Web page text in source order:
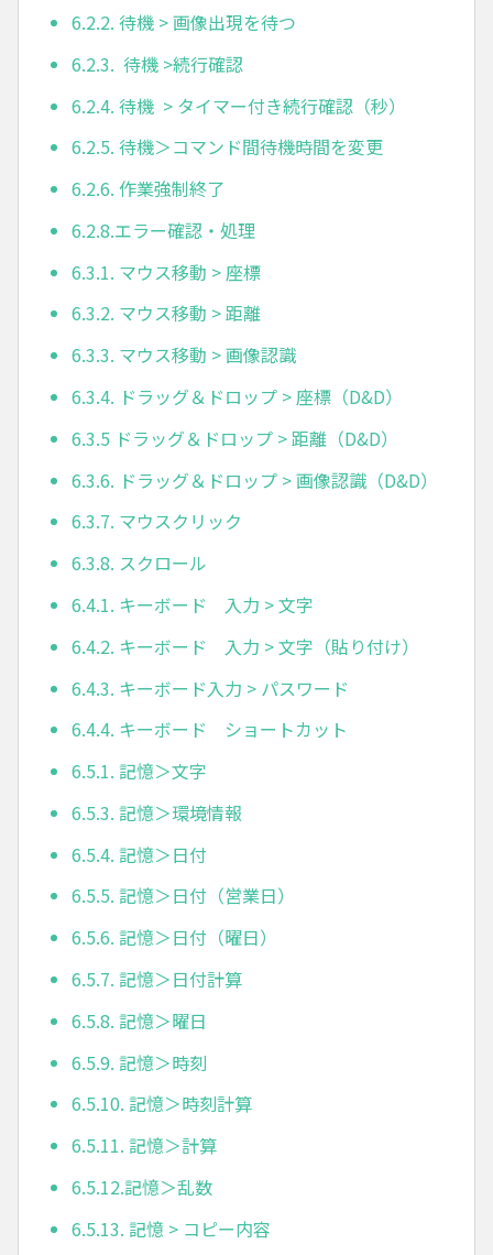
6.2.2. 待機 > 画像出現を待つ
6.2.3. 待機 >続行確認
6.2.4. 待機 > タイマー付き続行確認（秒）
6.2.5. 待機＞コマンド間待機時間を変更
6.2.6. 作業強制終了
6.2.8.エラー確認・処理
6.3.1. マウス移動 > 座標
6.3.2. マウス移動 > 距離
6.3.3. マウス移動 > 画像認識
6.3.4. ドラッグ＆ドロップ > 座標（D&D）
6.3.5 ドラッグ＆ドロップ > 距離（D&D）
6.3.6. ドラッグ＆ドロップ > 画像認識（D&D）
6.3.7. マウスクリック
6.3.8. スクロール
6.4.1. キーボード 入力 > 文字
6.4.2. キーボード 入力 > 文字（貼り付け）
6.4.3. キーボード入力 > パスワード
6.4.4. キーボード ショートカット
6.5.1. 記憶＞文字
6.5.3. 記憶＞環境情報
6.5.4. 記憶＞日付
6.5.5. 記憶＞日付（営業日）
6.5.6. 記憶＞日付（曜日）
6.5.7. 記憶＞日付計算
6.5.8. 記憶＞曜日
6.5.9. 記憶＞時刻
6.5.10. 記憶＞時刻計算
6.5.11. 記憶＞計算
6.5.12.記憶＞乱数
6.5.13. 記憶 > コピー内容